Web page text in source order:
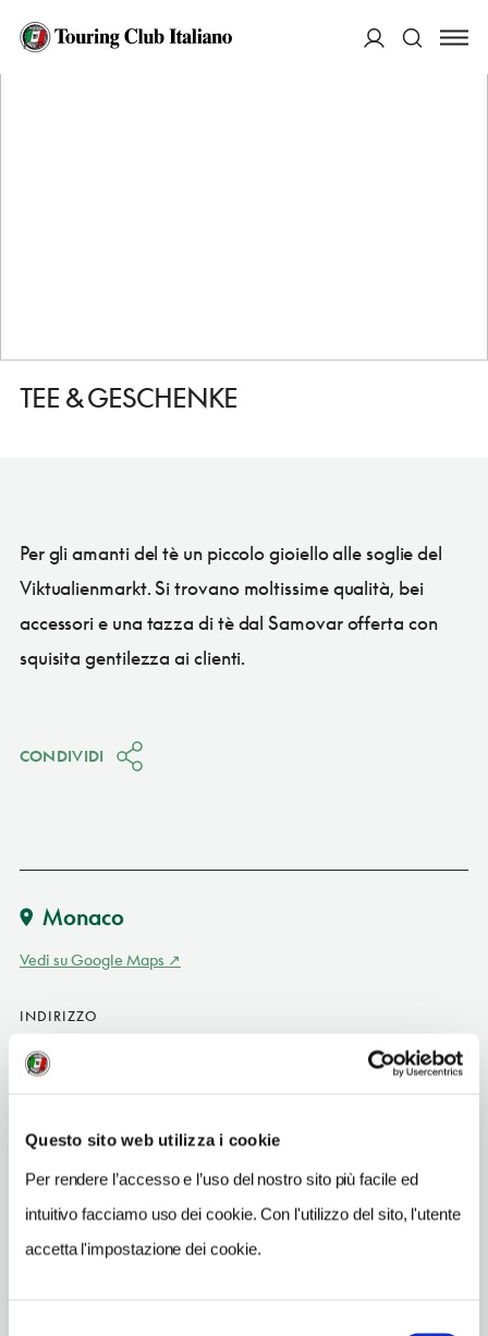
Questo sito web utilizza i cookie
Per rendere l’accesso e l’uso del nostro sito più facile ed
intuitivo facciamo uso dei cookie. Con l'utilizzo del sito, l'utente
accetta l'impostazione dei cookie.
HOME
TEE & GESCHENKE
Per gli amanti del tè un piccolo gioiello alle soglie del
Viktualienmarkt. Si trovano moltissime qualità, bei
accessori e una tazza di tè dal Samovar offerta con
squisita gentilezza ai clienti.
CONDIVIDI
Monaco
Vedi su Google Maps
INDIRIZZO
Monaco DE
8929161691
METRO
Isartor (S1-S4, S6-S8)